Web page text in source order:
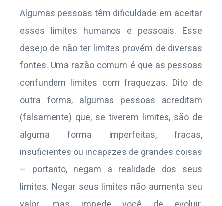
Algumas pessoas têm dificuldade em aceitar
esses limites humanos e pessoais. Esse
desejo de não ter limites provém de diversas
fontes. Uma razão comum é que as pessoas
confundem limites com fraquezas. Dito de
outra forma, algumas pessoas acreditam
(falsamente) que, se tiverem limites, são de
alguma forma imperfeitas, fracas,
insuficientes ou incapazes de grandes coisas
– portanto, negam a realidade dos seus
limites. Negar seus limites não aumenta seu